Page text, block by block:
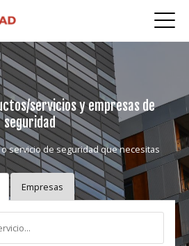
servicios y empresas de
seguridad
servicio de seguridad que necesitas
Empresas